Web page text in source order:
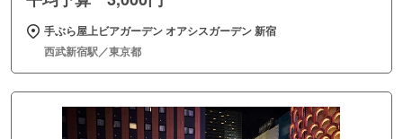
手ぶら屋上ビアガーデン オアシスガーデン 新宿
西武新宿駅／東京都